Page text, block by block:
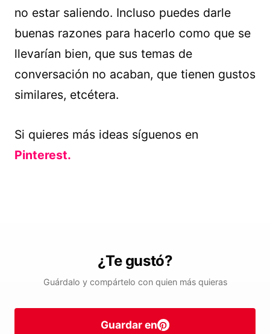
no estar saliendo. Incluso puedes darle
buenas razones para hacerlo como que se
llevarían bien, que sus temas de
conversación no acaban, que tienen gustos
similares, etcétera.
Si quieres más ideas síguenos en
Pinterest.
¿Te gustó?
Guárdalo y compártelo con quien más quieras
Guardar en